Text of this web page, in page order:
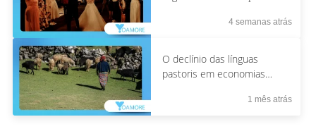
expressões raras4 semanas atrás
O declínio das línguas
pastoris em economias
1 mês atrás